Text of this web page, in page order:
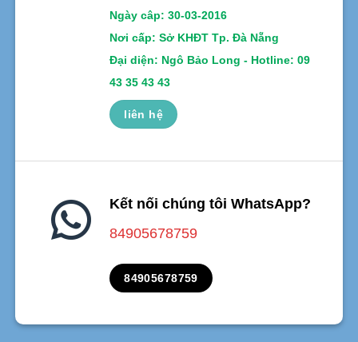
Ngày câp: 30-03-2016
Nơi cấp: Sở KHĐT Tp. Đà Nẵng
Đại diện: Ngô Bảo Long - Hotline: 09
43 35 43 43
liên hệ
Kết nối chúng tôi WhatsApp?
84905678759
84905678759